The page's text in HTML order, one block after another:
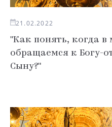
21.02.2022
"Как понять, когда
обращаемся к Богу-
Сыну?"